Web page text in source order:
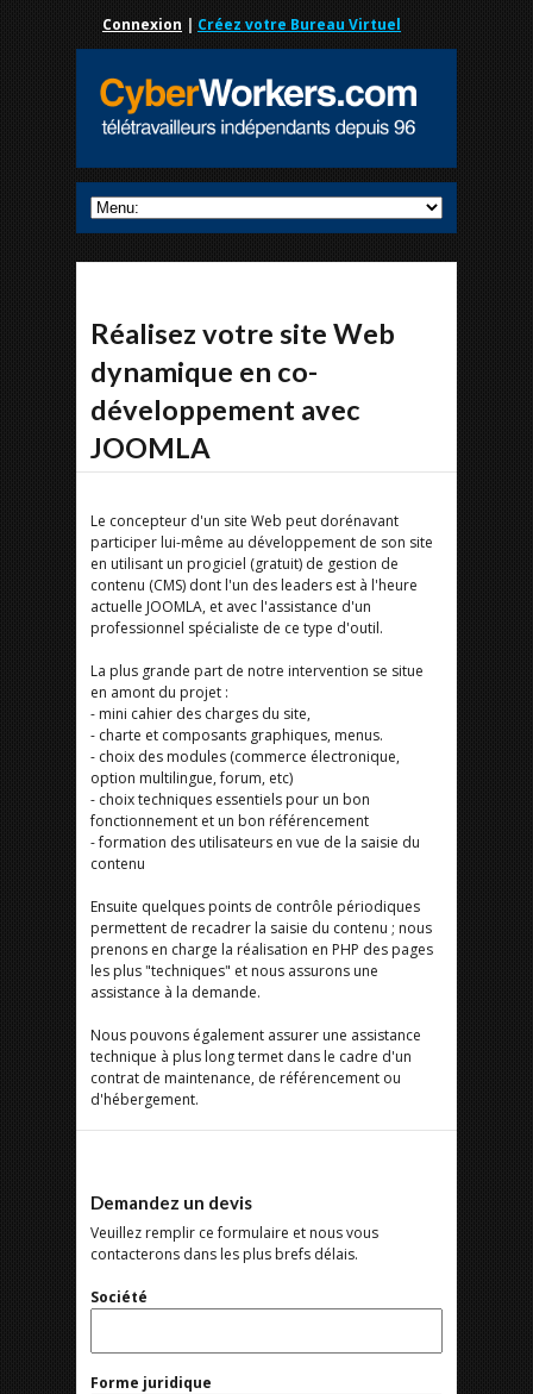
Connexion | Créez votre Bureau Virtuel
Réalisez votre site Web
dynamique en co-
développement avec
JOOMLA
Le concepteur d'un site Web peut dorénavant
participer lui-même au développement de son site
en utilisant un progiciel (gratuit) de gestion de
contenu (CMS) dont l'un des leaders est à l'heure
actuelle JOOMLA, et avec l'assistance d'un
professionnel spécialiste de ce type d'outil.
La plus grande part de notre intervention se situe
en amont du projet :
- mini cahier des charges du site,
- charte et composants graphiques, menus.
- choix des modules (commerce électronique,
option multilingue, forum, etc)
- choix techniques essentiels pour un bon
fonctionnement et un bon référencement
- formation des utilisateurs en vue de la saisie du
contenu
Ensuite quelques points de contrôle périodiques
permettent de recadrer la saisie du contenu ; nous
prenons en charge la réalisation en PHP des pages
les plus "techniques" et nous assurons une
assistance à la demande.
Nous pouvons également assurer une assistance
technique à plus long termet dans le cadre d'un
contrat de maintenance, de référencement ou
d'hébergement.
Demandez un devis
Veuillez remplir ce formulaire et nous vous
contacterons dans les plus brefs délais.
Société
Forme juridique